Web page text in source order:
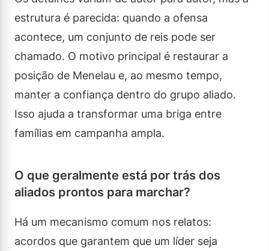
estrutura é parecida: quando a ofensa
acontece, um conjunto de reis pode ser
chamado. O motivo principal é restaurar a
posição de Menelau e, ao mesmo tempo,
manter a confiança dentro do grupo aliado.
Isso ajuda a transformar uma briga entre
famílias em campanha ampla.
O que geralmente está por trás dos
aliados prontos para marchar?
Há um mecanismo comum nos relatos:
acordos que garantem que um líder seja